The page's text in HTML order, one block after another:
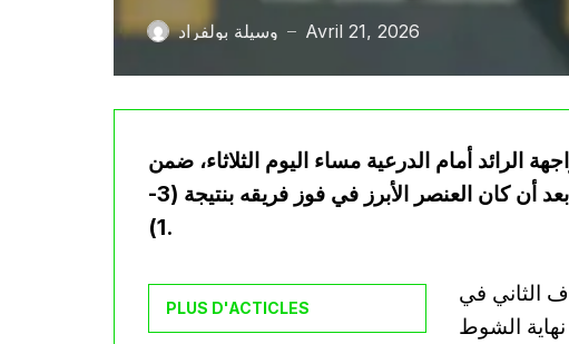
وسيلة بولفراد — Avril 21, 2026
أمام الدرعية مساء اليوم الثلاثاء، ضمن
الجولة 30 من دوري الدرجة الأولى السعودي، بعد أن كان العنصر الأبرز في فوز فريقه بنتيجة (3-
1).
PLUS D'ACTICLES
الثاني في
نهاية الشوط